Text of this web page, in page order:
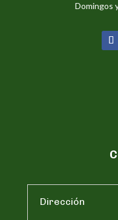
Domingos
Dirección